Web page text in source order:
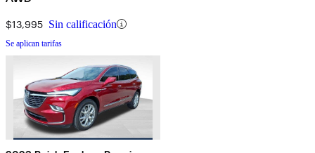
$13,995 Sin calificación
Se aplican tarifas